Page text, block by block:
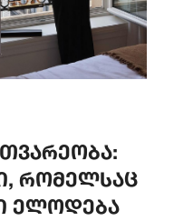
რომელსაც
ელოდება